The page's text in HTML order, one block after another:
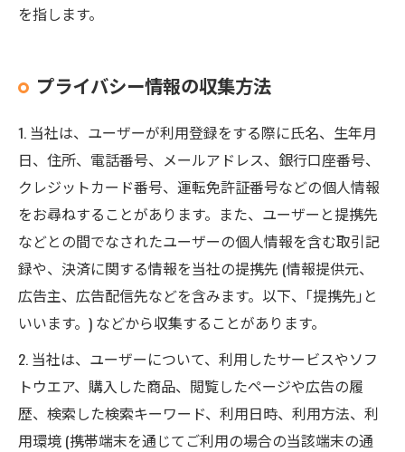
を指します。
プライバシー情報の収集方法
1. 当社は、ユーザーが利用登録をする際に氏名、生年月
日、住所、電話番号、メールアドレス、銀行口座番号、
クレジットカード番号、運転免許証番号などの個人情報
をお尋ねすることがあります。また、ユーザーと提携先
などとの間でなされたユーザーの個人情報を含む取引記
録や、決済に関する情報を当社の提携先 (情報提供元、
広告主、広告配信先などを含みます。以下、｢提携先｣と
いいます。) などから収集することがあります。
2. 当社は、ユーザーについて、利用したサービスやソフ
トウエア、購入した商品、閲覧したページや広告の履
歴、検索した検索キーワード、利用日時、利用方法、利
用環境 (携帯端末を通じてご利用の場合の当該端末の通